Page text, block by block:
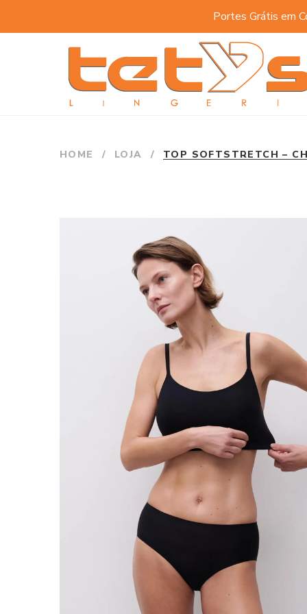
Portes Grátis em
HOME / LOJA / TOP SOFTSTRETCH –